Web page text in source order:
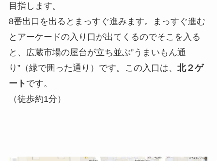
目指します。
8番出口を出るとまっすぐ進みます。まっすぐ進む
とアーケードの入り口が出てくるのでそこを入る
と、広蔵市場の屋台が立ち並ぶ”うまいもん通
り”（緑で囲った通り）です。この入口は、 北２ゲ
ート です。
（徒歩約1分）